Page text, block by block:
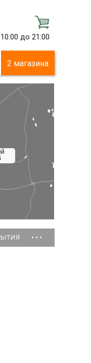
до 21:00
2 магазина
...